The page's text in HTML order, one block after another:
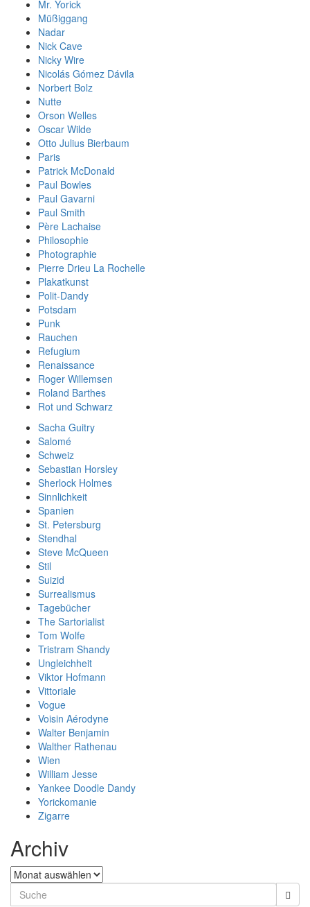
Mr. Yorick
Müßiggang
Nadar
Nick Cave
Nicky Wire
Nicolás Gómez Dávila
Norbert Bolz
Nutte
Orson Welles
Oscar Wilde
Otto Julius Bierbaum
Paris
Patrick McDonald
Paul Bowles
Paul Gavarni
Paul Smith
Père Lachaise
Philosophie
Photographie
Pierre Drieu La Rochelle
Plakatkunst
Polit-Dandy
Potsdam
Punk
Rauchen
Refugium
Renaissance
Roger Willemsen
Roland Barthes
Rot und Schwarz
Sacha Guitry
Salomé
Schweiz
Sebastian Horsley
Sherlock Holmes
Sinnlichkeit
Spanien
St. Petersburg
Stendhal
Steve McQueen
Stil
Suizid
Surrealismus
Tagebücher
The Sartorialist
Tom Wolfe
Tristram Shandy
Ungleichheit
Viktor Hofmann
Vittoriale
Vogue
Voisin Aérodyne
Walter Benjamin
Walther Rathenau
Wien
William Jesse
Yankee Doodle Dandy
Yorickomanie
Zigarre
Archiv
Archiv
Search
for: